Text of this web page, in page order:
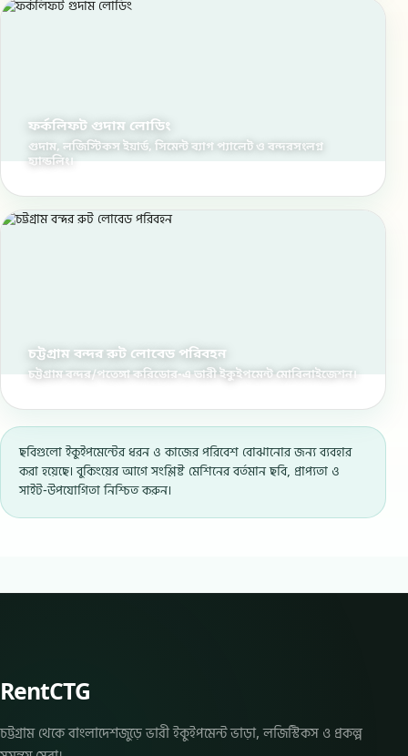
ফর্কলিফট গুদাম লোডিং
গুদাম, লজিস্টিকস ইয়ার্ড, সিমেন্ট ব্যাগ প্যালেট ও বন্দরসংলগ্ন
হ্যান্ডলিং।
চট্টগ্রাম বন্দর রুট লোবেড পরিবহন
চট্টগ্রাম বন্দর/পতেঙ্গা করিডোর-এ ভারী ইকুইপমেন্ট মোবিলাইজেশন।
ছবিগুলো ইকুইপমেন্টের ধরন ও কাজের পরিবেশ বোঝানোর জন্য ব্যবহার
করা হয়েছে। বুকিংয়ের আগে সংশ্লিষ্ট মেশিনের বর্তমান ছবি, প্রাপ্যতা ও
সাইট-উপযোগিতা নিশ্চিত করুন।
RentCTG
চট্টগ্রাম থেকে বাংলাদেশজুড়ে ভারী ইকুইপমেন্ট ভাড়া, লজিস্টিকস ও প্রকল্প